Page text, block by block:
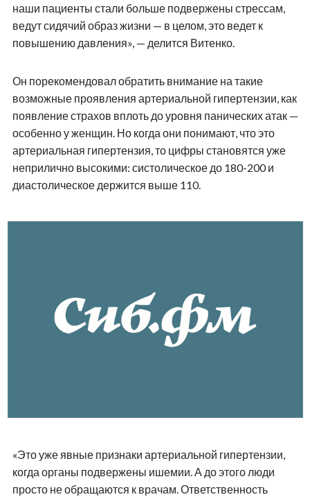
наши пациенты стали больше подвержены стрессам,
ведут сидячий образ жизни — в целом, это ведет к
повышению давления», — делится Витенко.
Он порекомендовал обратить внимание на такие
возможные проявления артериальной гипертензии, как
появление страхов вплоть до уровня панических атак —
особенно у женщин. Но когда они понимают, что это
артериальная гипертензия, то цифры становятся уже
неприлично высокими: систолическое до 180-200 и
диастолическое держится выше 110.
«Это уже явные признаки артериальной гипертензии,
когда органы подвержены ишемии. А до этого люди
просто не обращаются к врачам. Ответственность